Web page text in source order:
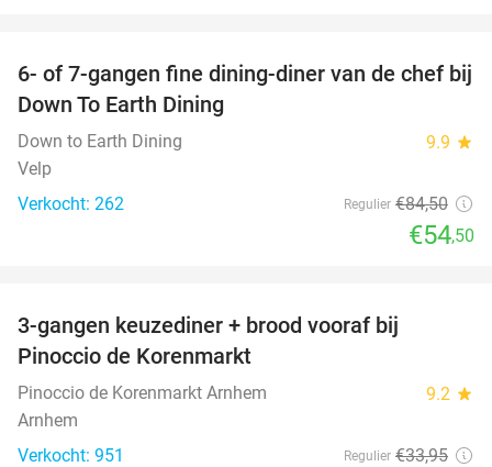
36%
6- of 7-gangen fine dining-diner van de chef bij
Down To Earth Dining
Down to Earth Dining 9.9 star
Velp
Verkocht: 262
Regulier €84,50
€54,50
3-gangen keuzediner + brood vooraf bij
Pinoccio de Korenmarkt
Pinoccio de Korenmarkt Arnhem 9.2 star
Arnhem
Verkocht: 951
Regulier €33,95